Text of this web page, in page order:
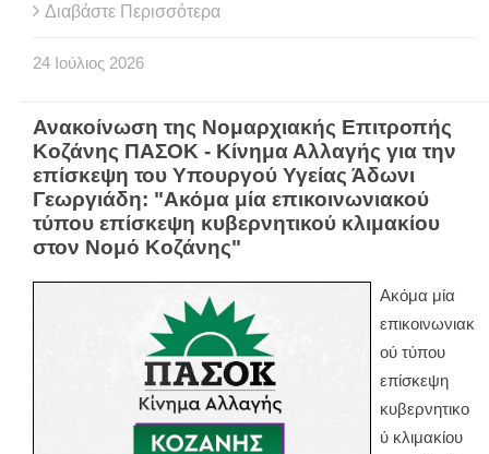
Διαβάστε Περισσότερα
24 Ιούλιος 2026
Ανακοίνωση της Νομαρχιακής Επιτροπής
Κοζάνης ΠΑΣΟΚ - Κίνημα Αλλαγής για την
επίσκεψη του Υπουργού Υγείας Άδωνι
Γεωργιάδη: "Ακόμα μία επικοινωνιακού
τύπου επίσκεψη κυβερνητικού κλιμακίου
στον Νομό Κοζάνης"
Ακόμα μία
επικοινωνιακ
ού τύπου
επίσκεψη
κυβερνητικο
ύ κλιμακίου